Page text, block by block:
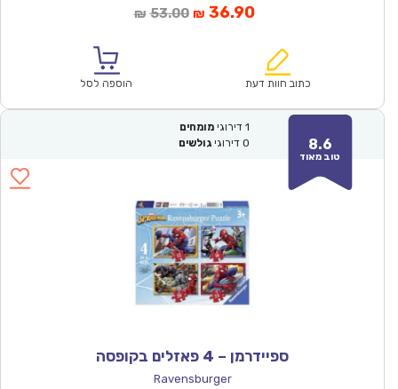
₪ 53.00המחיר
₪53.00.
₪ 36.90המחיר
הוא:
כתוב חוות דעת הוספה לסל
8.6
טוב מאוד
1 דירוגי מומחים
0 דירוגי גולשים
ספיידרמן – 4 פאזלים בקופסה
Ravensburger